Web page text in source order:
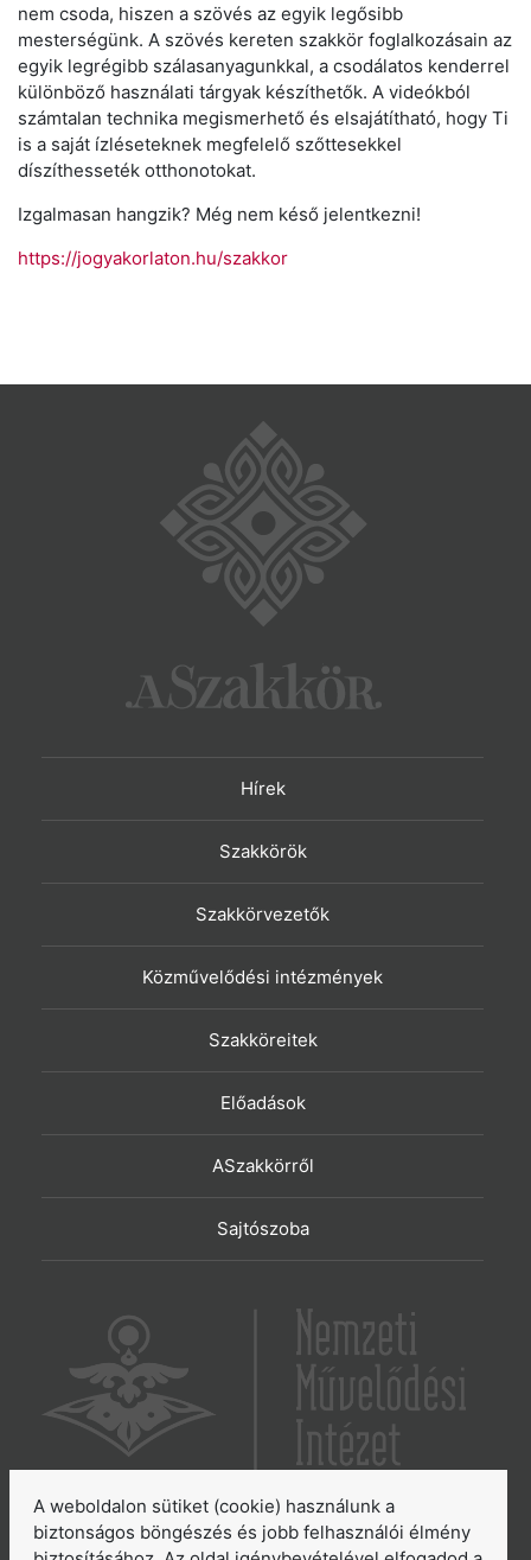
nem csoda, hiszen a szövés az egyik legősibb
mesterségünk. A szövés kereten szakkör foglalkozásain az
egyik legrégibb szálasanyagunkkal, a csodálatos kenderrel
különböző használati tárgyak készíthetők. A videókból
számtalan technika megismerhető és elsajátítható, hogy Ti
is a saját ízléseteknek megfelelő szőttesekkel
díszíthesseték otthonotokat.
Izgalmasan hangzik? Még nem késő jelentkezni!
https://jogyakorlaton.hu/szakkor
Hírek
Szakkörök
Szakkörvezetők
Közművelődési intézmények
Szakköreitek
Előadások
ASzakkörről
Sajtószoba
6065 Lakitelek, Szentkirályi út 2.
A weboldalon sütiket (cookie) használunk a
biztonságos böngészés és jobb felhasználói élmény